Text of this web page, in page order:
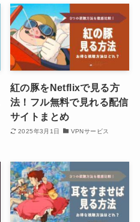
紅の豚をNetflixで見る方
法！フル無料で見れる配信
サイトまとめ
2025年3月1日 VPNサービス